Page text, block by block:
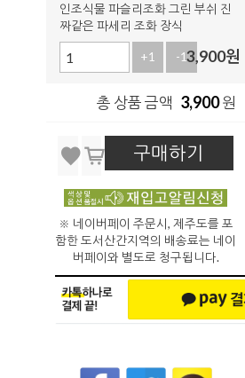
인조식물 파슬리조화 그린 부쉬 진
짜같은 파세리 조화 장식
+1 -13,900원
총 상품 금액 3,900원
구매하기
※ 네이버페이 주문시, 제주도를 포
함한 도서산간지역의 배송료는 네이
버페이와 별도로 청구됩니다.